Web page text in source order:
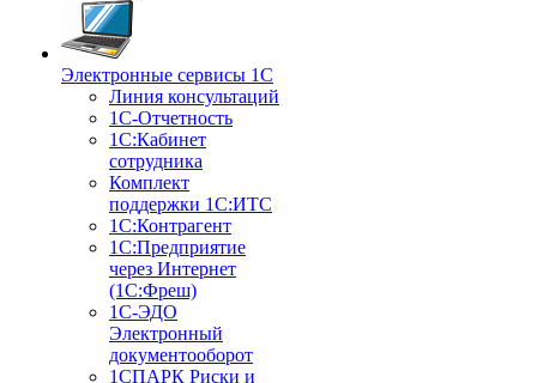
Электронные сервисы 1С
Линия консультаций
1С-Отчетность
1С:Кабинет
сотрудника
Комплект
поддержки 1С:ИТС
1С:Контрагент
1С:Предприятие
через Интернет
(1С:Фреш)
1С-ЭДО
Электронный
документооборот
1СПАРК Риски и